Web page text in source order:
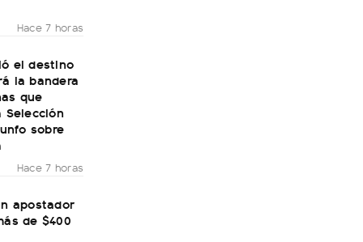
Hace 7 horas
el destino
la bandera
que
sobre
Hace 7 horas
apostador
de $400